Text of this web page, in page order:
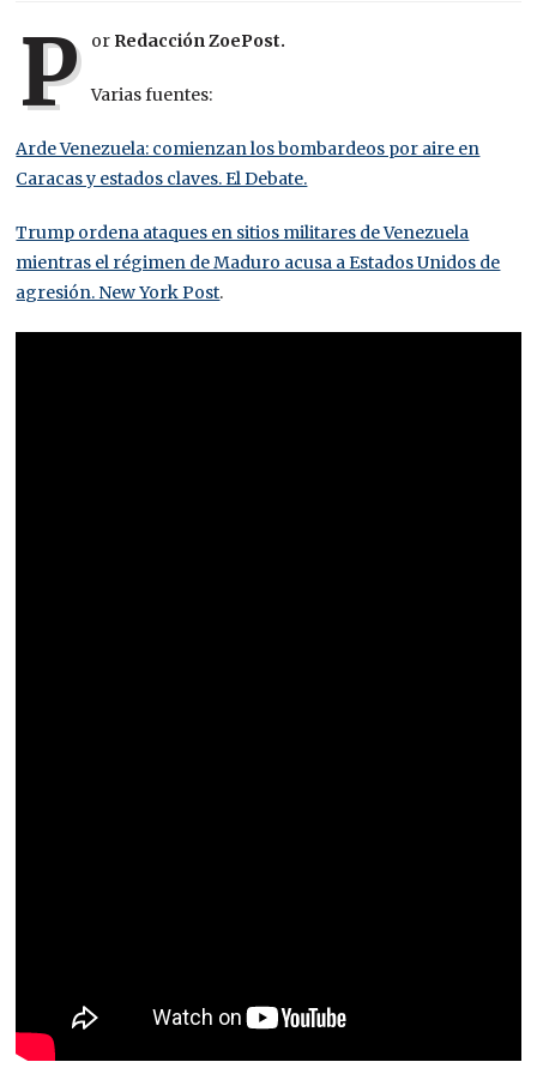
P or Redacción ZoePost.
Varias fuentes:
Arde Venezuela: comienzan los bombardeos por aire en
Caracas y estados claves. El Debate.
Trump ordena ataques en sitios militares de Venezuela
mientras el régimen de Maduro acusa a Estados Unidos de
agresión. New York Post.